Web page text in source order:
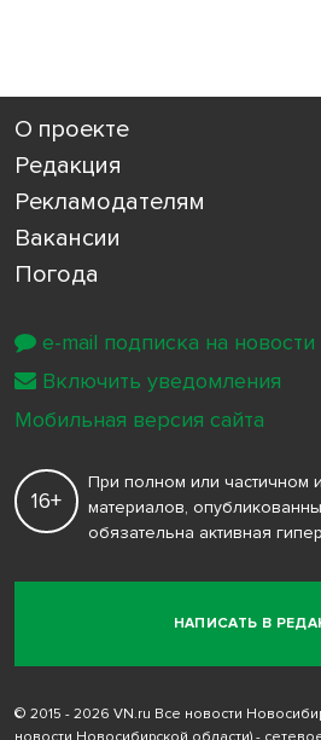
О проекте
Редакция
Рекламодателям
Вакансии
Погода
НАПИСАТЬ В
16+
При полном или частичном
материалов,
обязательна активная
© 2015 - 2026 VN.ru Все новости
e-mail подписка на новости
Включить уведомления
Мобильная версия сайта